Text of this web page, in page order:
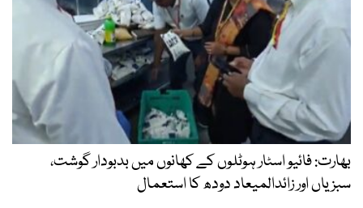
بھارت: فائیو اسٹار ہوٹلوں کے کھانوں میں بدبودار گوشت،
سبزیاں اور زائدالمیعاد دودھ کا استعمال